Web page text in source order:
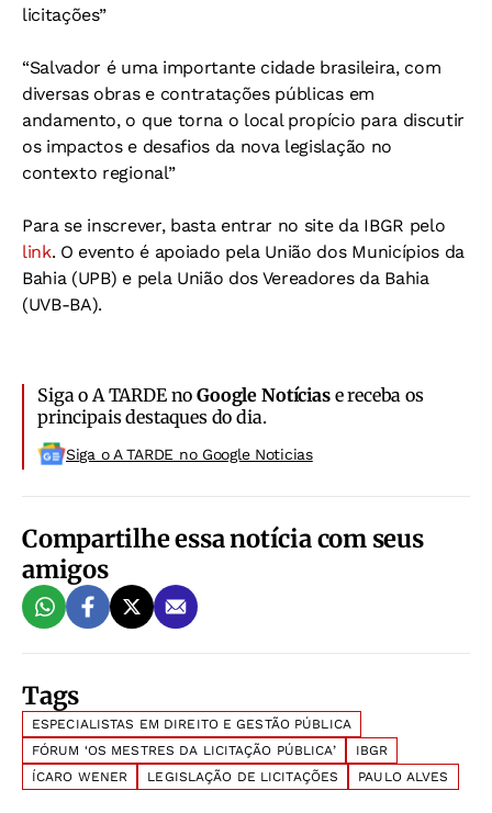
licitações”
“Salvador é uma importante cidade brasileira, com
diversas obras e contratações públicas em
andamento, o que torna o local propício para discutir
os impactos e desafios da nova legislação no
contexto regional”
Para se inscrever, basta entrar no site da IBGR pelo
link. O evento é apoiado pela União dos Municípios da
Bahia (UPB) e pela União dos Vereadores da Bahia
(UVB-BA).
Siga o A TARDE noGoogle Notíciase receba os
principais destaques do dia.
Siga o A TARDE no Google Noticias
Compartilhe essa notícia com seus
amigos
Tags
ESPECIALISTAS EM DIREITO E GESTÃO PÚBLICA
FÓRUM ‘OS MESTRES DA LICITAÇÃO PÚBLICA’
IBGR
ÍCARO WENER
LEGISLAÇÃO DE LICITAÇÕES PAULO ALVES